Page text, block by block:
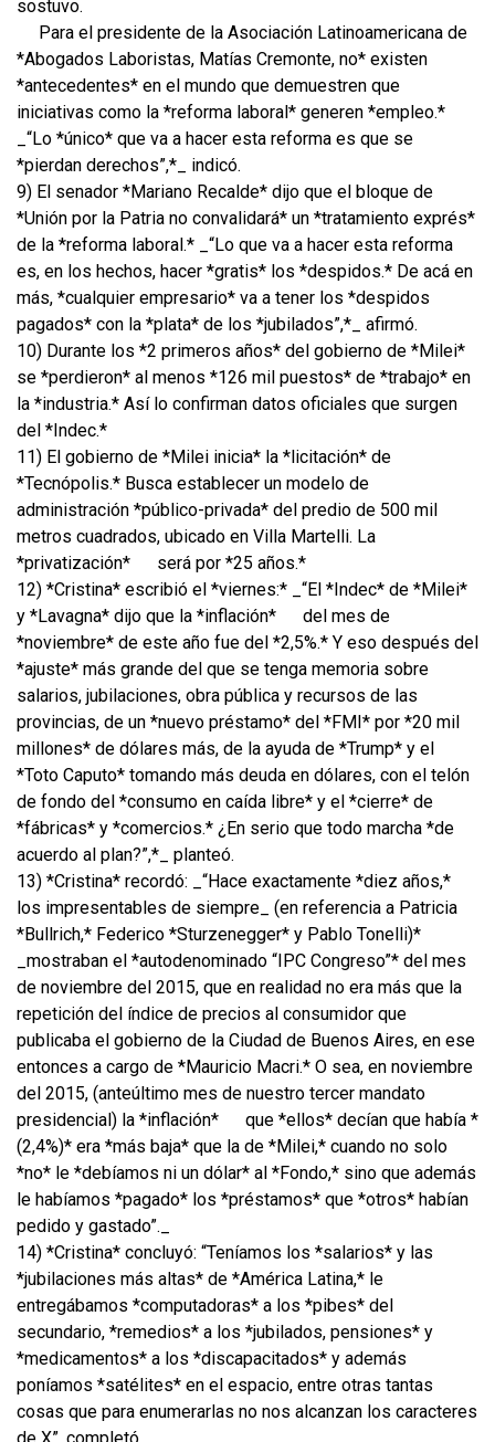
sostuvo.
Para el presidente de la Asociación Latinoamericana de
*Abogados Laboristas, Matías Cremonte, no* existen
*antecedentes* en el mundo que demuestren que
iniciativas como la *reforma laboral* generen *empleo.*
_“Lo *único* que va a hacer esta reforma es que se
*pierdan derechos”,*_ indicó.
9) El senador *Mariano Recalde* dijo que el bloque de
*Unión por la Patria no convalidará* un *tratamiento exprés*
de la *reforma laboral.* _“Lo que va a hacer esta reforma
es, en los hechos, hacer *gratis* los *despidos.* De acá en
más, *cualquier empresario* va a tener los *despidos
pagados* con la *plata* de los *jubilados”,*_ afirmó.
10) Durante los *2 primeros años* del gobierno de *Milei*
se *perdieron* al menos *126 mil puestos* de *trabajo* en
la *industria.* Así lo confirman datos oficiales que surgen
del *Indec.*
11) El gobierno de *Milei inicia* la *licitación* de
*Tecnópolis.* Busca establecer un modelo de
administración *público-privada* del predio de 500 mil
metros cuadrados, ubicado en Villa Martelli. La
*privatización*
será por *25 años.*
12) *Cristina* escribió el *viernes:* _“El *Indec* de *Milei*
y *Lavagna* dijo que la *inflación*
del mes de
*noviembre* de este año fue del *2,5%.* Y eso después del
*ajuste* más grande del que se tenga memoria sobre
salarios, jubilaciones, obra pública y recursos de las
provincias, de un *nuevo préstamo* del *FMI* por *20 mil
millones* de dólares más, de la ayuda de *Trump* y el
*Toto Caputo* tomando más deuda en dólares, con el telón
de fondo del *consumo en caída libre* y el *cierre* de
*fábricas* y *comercios.* ¿En serio que todo marcha *de
acuerdo al plan?”,*_ planteó.
13) *Cristina* recordó: _“Hace exactamente *diez años,*
los impresentables de siempre_ (en referencia a Patricia
*Bullrich,* Federico *Sturzenegger* y Pablo Tonelli)*
_mostraban el *autodenominado “IPC Congreso”* del mes
de noviembre del 2015, que en realidad no era más que la
repetición del índice de precios al consumidor que
publicaba el gobierno de la Ciudad de Buenos Aires, en ese
entonces a cargo de *Mauricio Macri.* O sea, en noviembre
del 2015, (anteúltimo mes de nuestro tercer mandato
presidencial) la *inflación*
que *ellos* decían que había *
(2,4%)* era *más baja* que la de *Milei,* cuando no solo
*no* le *debíamos ni un dólar* al *Fondo,* sino que además
le habíamos *pagado* los *préstamos* que *otros* habían
pedido y gastado”._
14) *Cristina* concluyó: “Teníamos los *salarios* y las
*jubilaciones más altas* de *América Latina,* le
entregábamos *computadoras* a los *pibes* del
secundario, *remedios* a los *jubilados, pensiones* y
*medicamentos* a los *discapacitados* y además
poníamos *satélites* en el espacio, entre otras tantas
cosas que para enumerarlas no nos alcanzan los caracteres